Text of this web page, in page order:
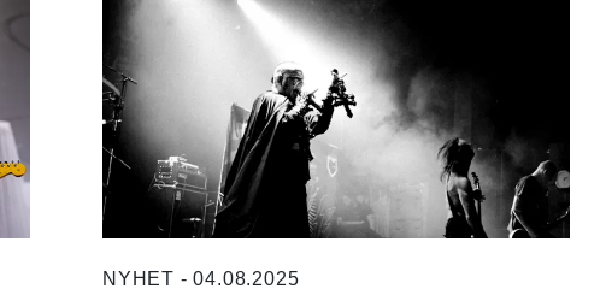
NYHET - 04.08.2025